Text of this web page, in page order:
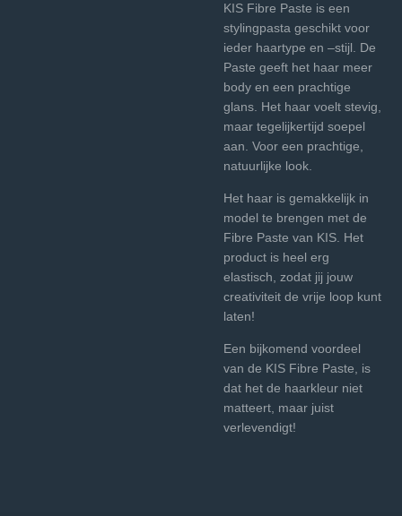
KIS Fibre Paste is een
stylingpasta geschikt voor
ieder haartype en –stijl. De
Paste geeft het haar meer
body en een prachtige
glans. Het haar voelt stevig,
maar tegelijkertijd soepel
aan. Voor een prachtige,
natuurlijke look.
Het haar is gemakkelijk in
model te brengen met de
Fibre Paste van KIS. Het
product is heel erg
elastisch, zodat jij jouw
creativiteit de vrije loop kunt
laten!
Een bijkomend voordeel
van de KIS Fibre Paste, is
dat het de haarkleur niet
matteert, maar juist
verlevendigt!